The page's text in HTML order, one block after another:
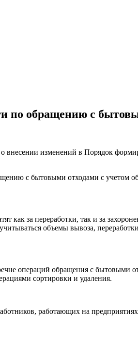
по обращению с
изменений в Порядок
с бытовыми отходами с учетом
за переработки, так и за
объемы вывоза,
операций обращения с бытовыми
сортировки и удаления.
работающих на